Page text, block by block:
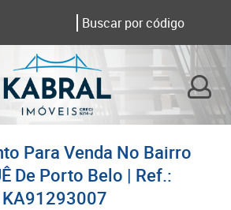
Para Venda No Bairro
De Porto Belo | Ref.:
KA91293007